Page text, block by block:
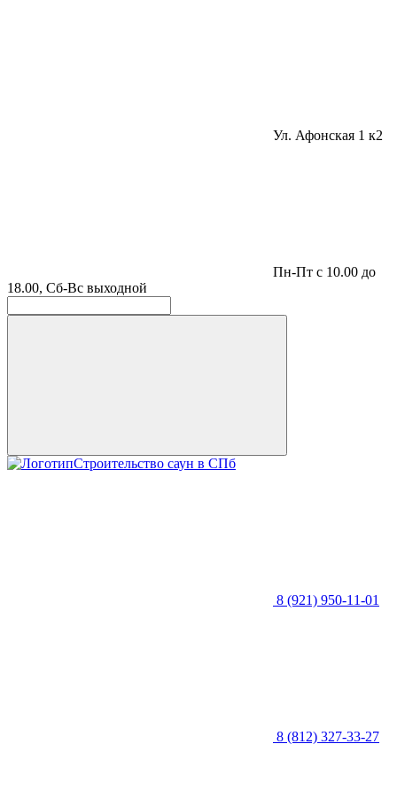
Ул. Афонская 1 к2
Пн-Пт с 10.00 до
18.00, Сб-Вс выходной
Строительство саун в СПб
8 (921) 950-11-01
8 (812) 327-33-27